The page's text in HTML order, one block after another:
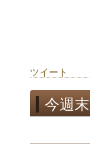
ツイート
今週